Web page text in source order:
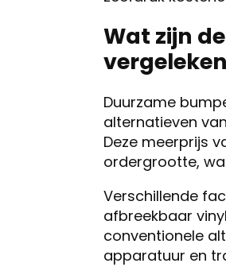
Wat zijn
Duurzame
alternatieven
Deze meerprijs
ordergrootte,
Verschillende
afbreekbaar
conventionele
apparatuur en